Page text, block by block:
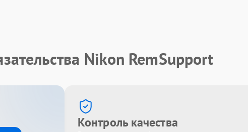
Nikon RemSupport
Контроль качества